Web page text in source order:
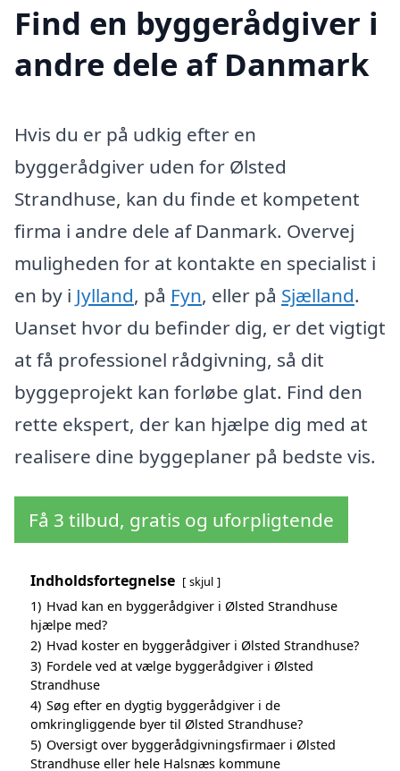
Find en byggerådgiver i
andre dele af Danmark
Hvis du er på udkig efter en
byggerådgiver uden for Ølsted
Strandhuse, kan du finde et kompetent
firma i andre dele af Danmark. Overvej
muligheden for at kontakte en specialist i
en by i Jylland, på Fyn, eller på Sjælland.
Uanset hvor du befinder dig, er det vigtigt
at få professionel rådgivning, så dit
byggeprojekt kan forløbe glat. Find den
rette ekspert, der kan hjælpe dig med at
realisere dine byggeplaner på bedste vis.
Få 3 tilbud, gratis og uforpligtende
Indholdsfortegnelse skjul
1) Hvad kan en byggerådgiver i Ølsted Strandhuse
hjælpe med?
2) Hvad koster en byggerådgiver i Ølsted Strandhuse?
3) Fordele ved at vælge byggerådgiver i Ølsted
Strandhuse
4) Søg efter en dygtig byggerådgiver i de
omkringliggende byer til Ølsted Strandhuse?
5) Oversigt over byggerådgivningsfirmaer i Ølsted
Strandhuse eller hele Halsnæs kommune